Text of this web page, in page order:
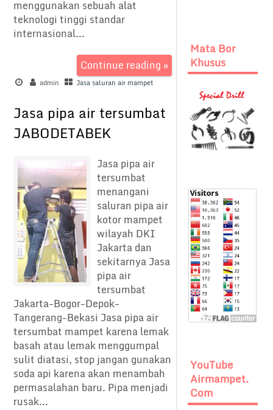
menggunakan sebuah alat
teknologi tinggi standar
internasional...
Continue reading »
admin Jasa saluran air mampet
Jasa pipa air tersumbat
JABODETABEK
Jasa pipa air
tersumbat
menangani
saluran pipa air
kotor mampet
wilayah DKI
Jakarta dan
sekitarnya Jasa
pipa air
tersumbat
Jakarta-Bogor-Depok-
Tangerang-Bekasi Jasa pipa air
tersumbat mampet karena lemak
basah atau lemak menggumpal
sulit diatasi, stop jangan gunakan
soda api karena akan menambah
permasalahan baru. Pipa menjadi
rusak...
Mata Bor
Khusus
YouTube
Airmampet.
Com